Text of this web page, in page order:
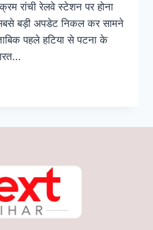
रांची रेलवे स्टेशन पर होना
बड़ी अपडेट निकल कर सामने
पहले हटिया से पटना के